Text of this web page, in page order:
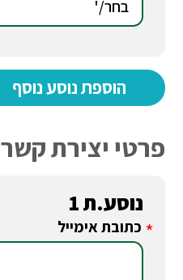
פרטי יצירת קשר
נוסע.ת 1
* כתובת אימייל